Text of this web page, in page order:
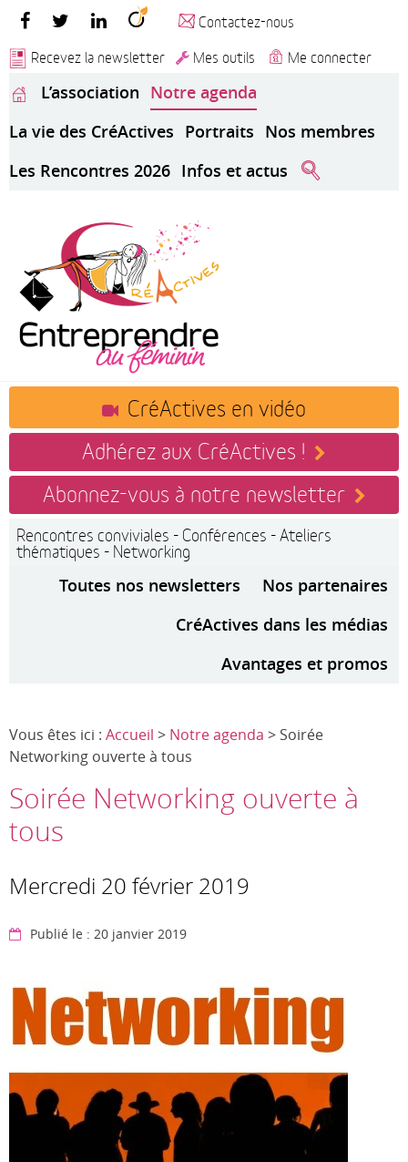
Contactez-nous
Recevez la newsletter
Mes outils Me connecter
L’association Notre agenda
La vie des CréActives Portraits Nos membres
Les Rencontres 2026 Infos et actus
CréActives en vidéo
Adhérez aux CréActives !
Abonnez-vous à notre newsletter
Rencontres conviviales - Conférences - Ateliers
thématiques - Networking
Toutes nos newsletters
Nos partenaires
CréActives dans les médias
Avantages et promos
Vous êtes ici : Accueil > Notre agenda > Soirée
Networking ouverte à tous
Soirée Networking ouverte à
tous
Mercredi 20 février 2019
Publié le : 20 janvier 2019